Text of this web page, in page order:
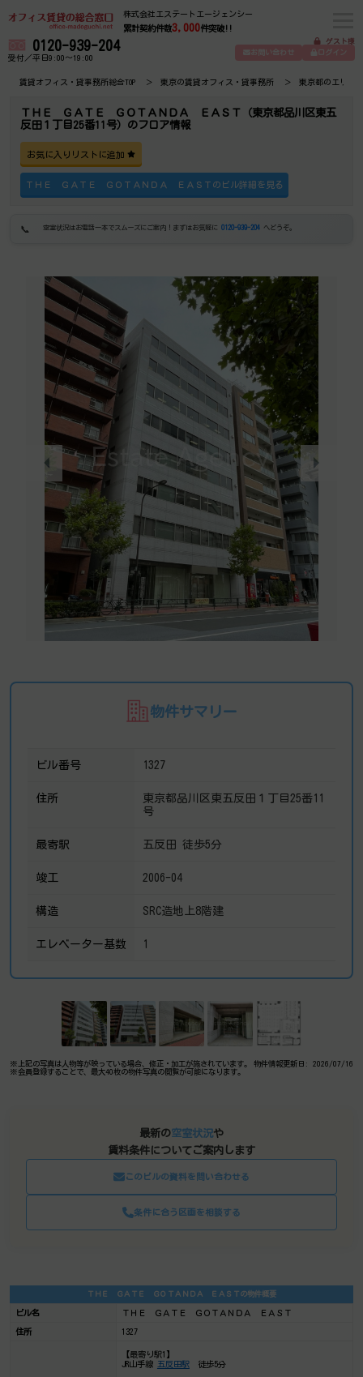
株式会社エステートエージェンシー
累計契約件数3,000件突破!!
0120-939-204
受付／平日9:00～19:00
ゲスト様
お問い合わせ
ログイン
賃貸オフィス・貸事務所総合TOP 東京の賃貸オフィス・貸事務所 東京都のエリア
ＴＨＥ ＧＡＴＥ ＧＯＴＡＮＤＡ ＥＡＳＴ（東京都品川区東五
反田１丁目25番11号）のフロア情報
お気に入りリストに追加
ＴＨＥ ＧＡＴＥ ＧＯＴＡＮＤＡ ＥＡＳＴのビル詳細を見る
空室状況はお電話一本でスムーズにご案内！まずはお気軽に 0120-939-204 へどうぞ。
物件サマリー
ビル番号 1327
住所
東京都品川区東五反田１丁目25番11
号
最寄駅 五反田 徒歩5分
竣工 2006-04
構造 SRC造地上8階建
エレベーター基数 1
※上記の写真は人物等が映っている場合、修正・加工が施されています。
※会員登録することで、最大40枚の物件写真の閲覧が可能になります。
物件情報更新日: 2026/07/16
最新の空室状況や
賃料条件についてご案内します
このビルの資料を問い合わせる
条件に合う区画を相談する
ＴＨＥ ＧＡＴＥ ＧＯＴＡＮＤＡ ＥＡＳＴの物件概要
ビル名 ＴＨＥ ＧＡＴＥ ＧＯＴＡＮＤＡ ＥＡＳＴ
住所 1327
【最寄り駅1】
JR山手線 五反田駅徒歩5分